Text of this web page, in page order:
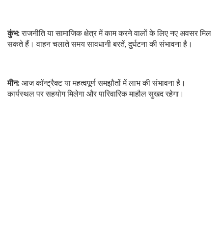
कुंभ:राजनीति या सामाजिक क्षेत्र में काम करने वालों के लिए नए अवसर मिल
सकते हैं। वाहन चलाते समय सावधानी बरतें, दुर्घटना की संभावना है।
मीन: आज कॉन्ट्रैक्ट या महत्वपूर्ण समझौतों में लाभ की संभावना है।
कार्यस्थल पर सहयोग मिलेगा और पारिवारिक माहौल सुखद रहेगा।